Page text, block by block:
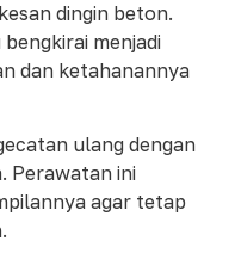
dingin beton.
menjadi
dan ketahanannya
ulang dengan
Perawatan ini
agar tetap